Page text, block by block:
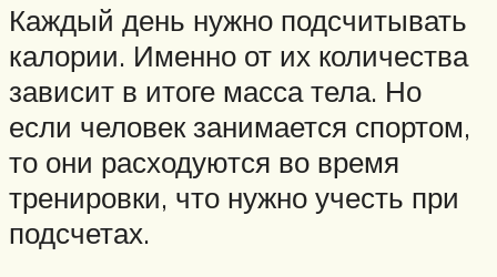
Каждый день нужно подсчитывать
калории. Именно от их количества
зависит в итоге масса тела. Но
если человек занимается спортом,
то они расходуются во время
тренировки, что нужно учесть при
подсчетах.